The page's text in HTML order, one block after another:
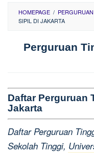
HOMEPAGE /
SIPIL DI JAKARTA
Perguruan
Daftar Perguruan
Jakarta
Daftar Perguruan
Sekolah Tinggi,